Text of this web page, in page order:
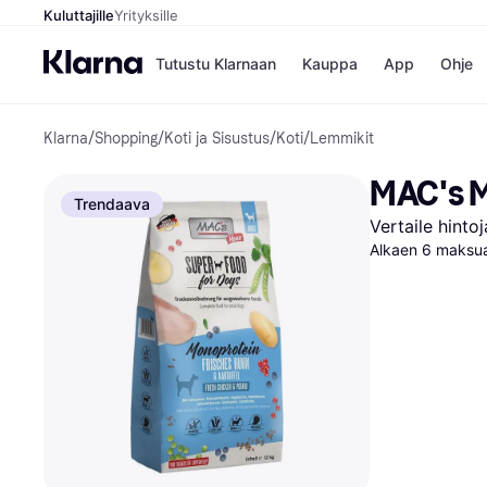
KuluttajilleYrityksille
Tutustu Klarnaan Kauppa
Gigantti
H&M
Peten
Wolt
App Ohje
Klarna/Shopping/Koti ja Sisustus/Koti/Lemmikit
Trendaava MAC's
Vertaile
Alkaen 6